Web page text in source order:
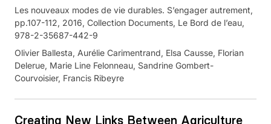
Les nouveaux modes de vie durables. S’engager autrement,
pp.107-112, 2016, Collection Documents, Le Bord de l’eau,
978-2-35687-442-9
Olivier Ballesta, Aurélie Carimentrand, Elsa Causse, Florian
Delerue, Marie Line Felonneau, Sandrine Gombert-
Courvoisier, Francis Ribeyre
Creating New Links Between Agriculture